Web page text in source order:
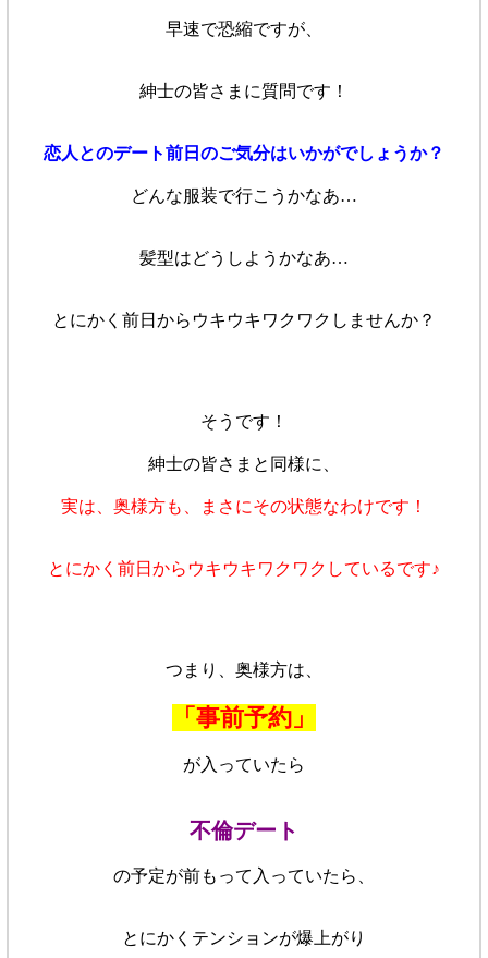
早速で恐縮ですが、
紳士の皆さまに質問です！
恋人とのデート前日のご気分はいかがでしょうか？
どんな服装で行こうかなあ…
髪型はどうしようかなあ…
とにかく前日からウキウキワクワクしませんか？
そうです！
紳士の皆さまと同様に、
実は、 奥様方も、 まさにその状態なわけです！
とにかく前日からウキウキワクワクしているです♪
つまり、奥様方は、
「事前予約」
が入っていたら
不倫デート
の予定が前もって入っていたら、
とにかくテンションが爆上がり